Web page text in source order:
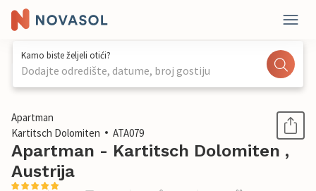
Kamo biste željeli otići?
Dodajte odredište, datume, broj gostiju
1 / 23
Apartman
Kartitsch Dolomiten
ATA079
Apartman - Kartitsch Dolomiten ,
Austrija